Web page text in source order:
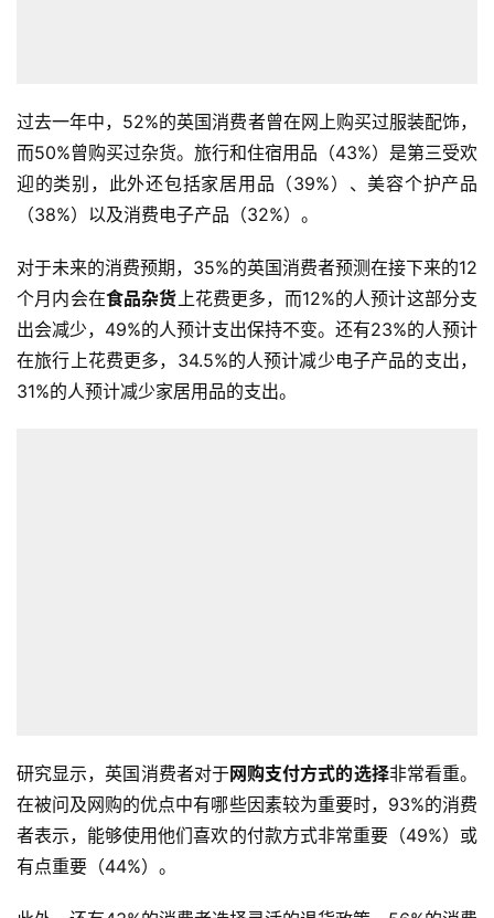
社
媒
营
销
过去一年中，52%的英国消费者曾在网上购买过服装配饰，
而50%曾购买过杂货。旅行和住宿用品（43%）是第三受欢
迎的类别，此外还包括家居用品（39%）、美容个护产品
（38%）以及消费电子产品（32%）。
对于未来的消费预期，35%的英国消费者预测在接下来的12
个月内会在食品杂货 上花费更多，而12%的人预计这部分支
出会减少，49%的人预计支出保持不变。还有23%的人预计
在旅行上花费更多，34.5%的人预计减少电子产品的支出，
31%的人预计减少家居用品的支出。
研究显示，英国消费者对于网购支付方式的选择非常看重。
在被问及网购的优点中有哪些因素较为重要时，93%的消费
者表示，能够使用他们喜欢的付款方式非常重要（49%）或
有点重要（44%）。